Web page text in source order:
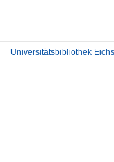
Universitätsbibliothek